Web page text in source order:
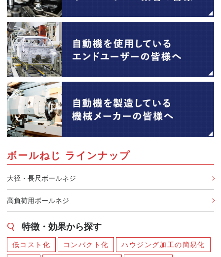
ボールねじ ラインナップ
大径・長尺ボールネジ
高負荷用ボールネジ
特徴・効果から探す
低コスト化 コンパクト化 ハウジング加工の簡易化